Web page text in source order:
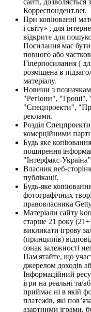
Корреспондент.net.
При копіюванні
і світу» , для
відкрите для
Посилання має бути
повного або
Гіперпосилання (
розміщена в
матеріалу.
Новини з
"Регіони",
"Спецпроекти",
реклами.
Розділ
комерційними
Будь яке
поширення
"Інтерфакс-
Власник веб-
публікації.
Будь-яке
фотографічних
правовласника
Матеріали сайту
старше 21 року
викликати ігрову
(принципів)
ознак залежності
Пам'ятайте, що
джерелом доходів
Інформаційний
ігри на реальні та/
приймає ні в якій
платежів, які
азартними іграми,